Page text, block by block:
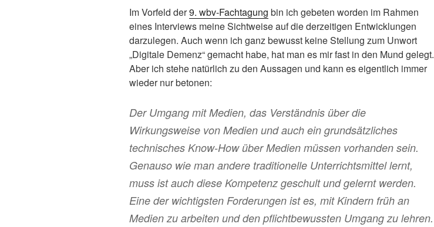
Im Vorfeld der9. wbv-Fachtagung bin ich gebeten worden im Rahmen
eines Interviews meine Sichtweise auf die derzeitigen Entwicklungen
darzulegen. Auch wenn ich ganz bewusst keine Stellung zum Unwort
„Digitale Demenz“ gemacht habe, hat man es mir fast in den Mund gelegt.
Aber ich stehe natürlich zu den Aussagen und kann es eigentlich immer
wieder nur betonen:
Der Umgang mit Medien, das Verständnis über die
Wirkungsweise von Medien und auch ein grundsätzliches
technisches Know-How über Medien müssen vorhanden sein.
Genauso wie man andere traditionelle Unterrichtsmittel lernt,
muss ist auch diese Kompetenz geschult und gelernt werden.
Eine der wichtigsten Forderungen ist es, mit Kindern früh an
Medien zu arbeiten und den pflichtbewussten Umgang zu lehren.